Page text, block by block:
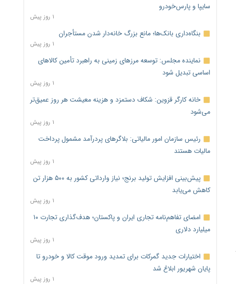
سایپا و پارس‌خودرو
۱ روز پیش
بنگاه‌داری بانک‌ها؛ مانع بزرگ خانه‌دار شدن مستأجران
۱ روز پیش
نماینده مجلس: توسعه مرزهای زمینی به راهبرد تأمین کالاهای
اساسی تبدیل شود
۱ روز پیش
خانه کارگر قزوین: شکاف دستمزد و هزینه معیشت هر روز عمیق‌تر
می‌شود
۱ روز پیش
رئیس سازمان امور مالیاتی: بلاگرهای پردرآمد مشمول پرداخت
مالیات هستند
۱ روز پیش
پیش‌بینی افزایش تولید برنج؛ نیاز وارداتی کشور به ۵۰۰ هزار تن
کاهش می‌یابد
۱ روز پیش
امضای تفاهم‌نامه تجاری ایران و پاکستان؛ هدف‌گذاری تجارت ۱۰
میلیارد دلاری
۱ روز پیش
اختیارات جدید گمرکات برای تمدید ورود موقت کالا و خودرو تا
پایان شهریور ابلاغ شد
۱ روز پیش